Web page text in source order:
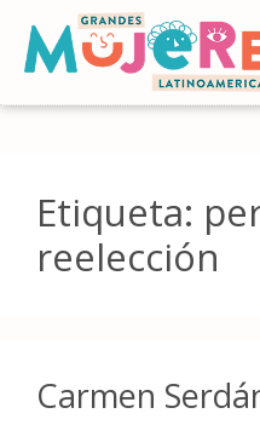
Etiqueta:
reelección
Carmen